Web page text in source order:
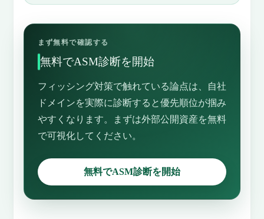
まず無料で確認する
無料でASM診断を開始
フィッシング対策で触れている論点は、自社
ドメインを実際に診断すると優先順位が掴み
やすくなります。まずは外部公開資産を無料
で可視化してください。
無料でASM診断を開始